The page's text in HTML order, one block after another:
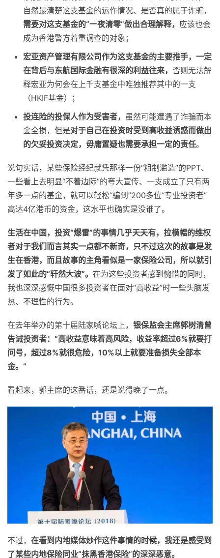
自然最清楚这支基金的运作情况、是否真的属于诈骗，
需要对这支基金的“一夜清零”做出合理解释， 应该也会
成为香港警方着重调查的对象；
宏亚资产管理有限公司作为这支基金的主要推手，一定
在背后与东航国际金融有很深的利益往来， 否则无法解
释宏亚为何会在上千支基金中唯独推荐其中的一支
（HKIF基金）；
投连险的投保人作为受害者， 虽然可能遭遇了诈骗而本
金全损，但是对于自己在投资时受到高收益诱惑而做出
的欠妥投资决定，毋庸置疑也需要承担一定的责任。
说句实话，某些保险经纪就凭那样一份“粗制滥造”的PPT、
一些看上去明显“不着边际”的夸大宣传、一支成立了只有两
年多一点的基金，就可以轻松“骗到”200多位“专业投资者”
高达4亿港币的资金，这水平也确实是没谁了。
生活在中国，投资“爆雷”的事情几乎天天有，拉横幅的维权
者对于我们而言其实一点都不新奇，只不过这次的故事是发
生在香港，而且故事的主角看似是一家保险公司，所以就引
发了如此的“轩然大波”。 在为这些投资者感到惋惜的同时，
我也深深感慨中国很多投资者在面对“高收益”时一些头脑发
热、不理性的行为。
在去年举办的第十届陆家嘴论坛上， 银保监会主席郭树清曾
告诫投资者：“高收益意味着高风险，收益率超过6%就要打
问号，超过8%就很危险，10%以上就要准备损失全部本
金。”
看起来，郭主席的这番话，还是说得晚了一点。
不过， 在看到内地媒体炒作这件事情的时候，我还是感受到
了某些内地保险同业“抹黑香港保险”的深深恶意。